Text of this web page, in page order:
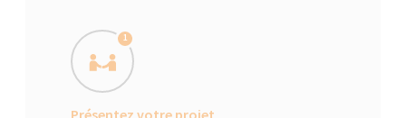
1
Présentez votre projet